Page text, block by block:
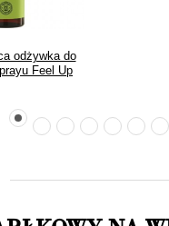
odżywka do
Feel Up